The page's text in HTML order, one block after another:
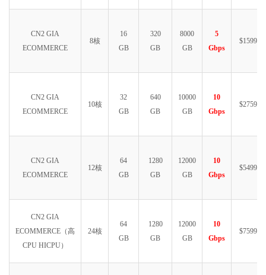
CN2 GIA
ECOMMERCE
8核
16
GB
320
GB
8000
GB
5
Gbps
$1599.99
CN2 GIA
ECOMMERCE
10核
32
GB
640
GB
10000
GB
10
Gbps
$2759.99
CN2 GIA
ECOMMERCE
12核
64
GB
1280
GB
12000
GB
10
Gbps
$5499.99
CN2 GIA
ECOMMERCE（高
CPU HICPU）
24核
64
GB
1280
GB
12000
GB
10
Gbps
$7599.99